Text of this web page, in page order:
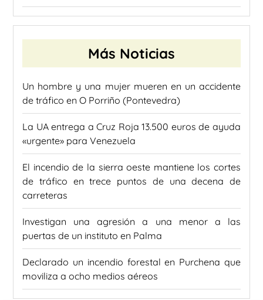
Más Noticias
Un hombre y una mujer mueren en un accidente
de tráfico en O Porriño (Pontevedra)
La UA entrega a Cruz Roja 13.500 euros de ayuda
«urgente» para Venezuela
El incendio de la sierra oeste mantiene los cortes
de tráfico en trece puntos de una decena de
carreteras
Investigan una agresión a una menor a las
puertas de un instituto en Palma
Declarado un incendio forestal en Purchena que
moviliza a ocho medios aéreos